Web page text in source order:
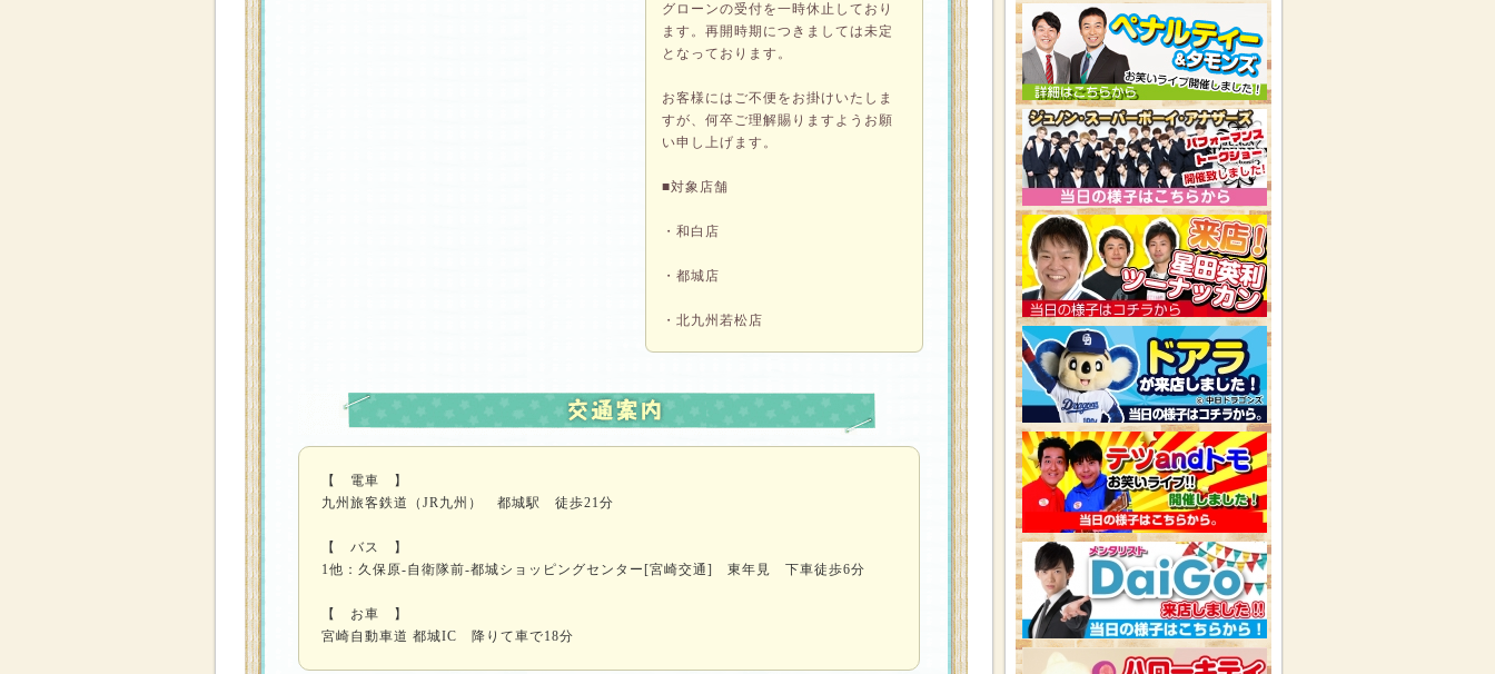
グローンの受付を一時休止しており
ます。再開時期につきましては未定
となっております。
お客様にはご不便をお掛けいたしま
すが、何卒ご理解賜りますようお願
い申し上げます。
■対象店舗
・和白店
・都城店
・北九州若松店
【 電車 】
九州旅客鉄道（JR九州） 都城駅 徒歩21分
【 バス 】
1他：久保原-自衛隊前-都城ショッピングセンター[宮崎交通] 東年見 下車徒歩6分
【 お車 】
宮崎自動車道 都城IC 降りて車で18分